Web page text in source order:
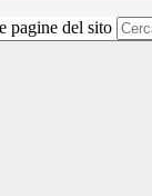
pagine del sito